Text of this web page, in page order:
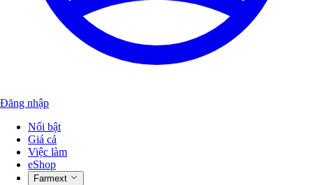
Đăng nhập
Nổi bật
Giá cả
Việc làm
eShop
Farmext